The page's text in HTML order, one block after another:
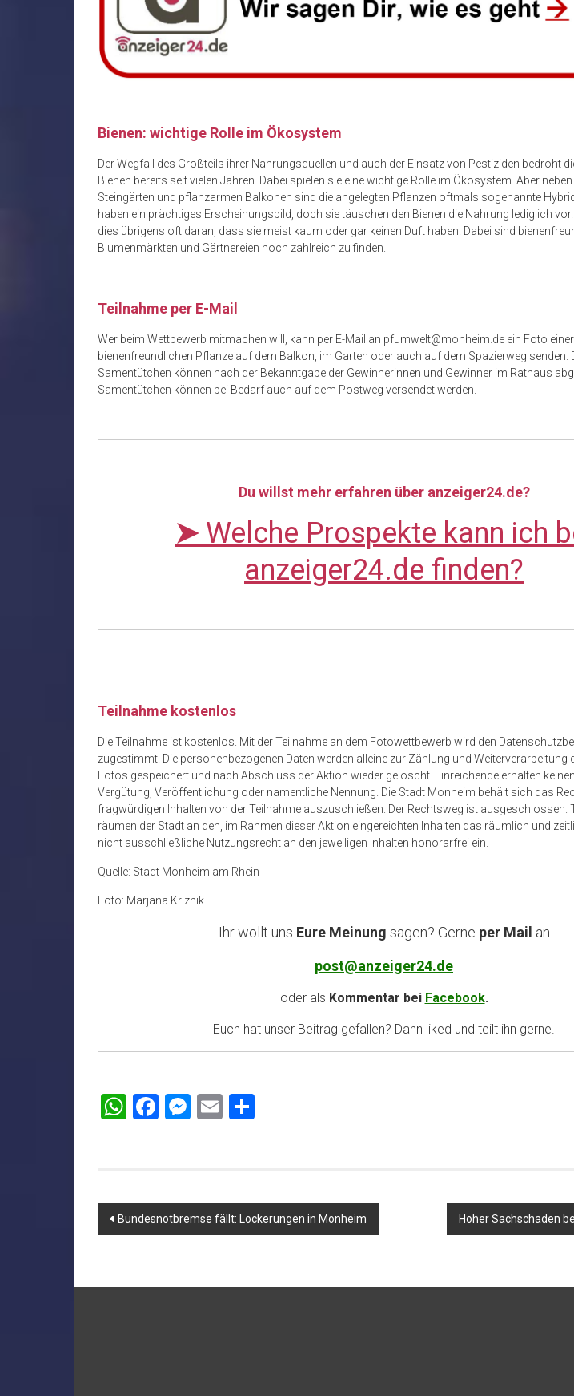
Bienen: wichtige Rolle im Ökosystem
Der Wegfall des Großteils ihrer Nahrungsquellen und auch der Einsatz von Pestiziden bedroht
Bienen bereits seit vielen Jahren. Dabei spielen sie eine wichtige Rolle im Ökosystem. Aber
Steingärten und pflanzarmen Balkonen sind die angelegten Pflanzen oftmals sogenannte
haben ein prächtiges Erscheinungsbild, doch sie täuschen den Bienen die Nahrung lediglich
dies übrigens oft daran, dass sie meist kaum oder gar keinen Duft haben. Dabei sind
Blumenmärkten und Gärtnereien noch zahlreich zu finden.
Teilnahme per E-Mail
Wer beim Wettbewerb mitmachen will, kann per E-Mail an pfumwelt@monheim.de ein Foto einer
bienenfreundlichen Pflanze auf dem Balkon, im Garten oder auch auf dem Spazierweg senden.
Samentütchen können nach der Bekanntgabe der Gewinnerinnen und Gewinner im Rathaus
Samentütchen können bei Bedarf auch auf dem Postweg versendet werden.
Du willst mehr erfahren über anzeiger24.de?
➤ Welche Prospekte kann ich
anzeiger24.de finden?
Teilnahme kostenlos
Die Teilnahme ist kostenlos. Mit der Teilnahme an dem Fotowettbewerb wird den
zugestimmt. Die personenbezogenen Daten werden alleine zur Zählung und Weiterverarbeitung
Fotos gespeichert und nach Abschluss der Aktion wieder gelöscht. Einreichende erhalten
Vergütung, Veröffentlichung oder namentliche Nennung. Die Stadt Monheim behält sich das
fragwürdigen Inhalten von der Teilnahme auszuschließen. Der Rechtsweg ist ausgeschlossen.
räumen der Stadt an den, im Rahmen dieser Aktion eingereichten Inhalten das räumlich und
nicht ausschließliche Nutzungsrecht an den jeweiligen Inhalten honorarfrei ein.
Quelle: Stadt Monheim am Rhein
Foto: Marjana Kriznik
Ihr wollt uns Eure Meinung sagen? Gerne per Mail an
post@anzeiger24.de
oder als Kommentar bei Facebook.
Euch hat unser Beitrag gefallen? Dann liked und teilt ihn gerne.
WhatsApp
Facebook
Messenger
Email
Beitragsnavigation
Bundesnotbremse fällt: Lockerungen in Monheim Hoher Sachschaden